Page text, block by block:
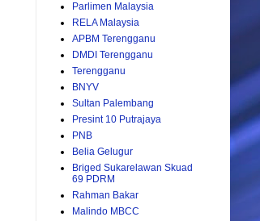
Parlimen Malaysia
RELA Malaysia
APBM Terengganu
DMDI Terengganu
Terengganu
BNYV
Sultan Palembang
Presint 10 Putrajaya
PNB
Belia Gelugur
Briged Sukarelawan Skuad
69 PDRM
Rahman Bakar
Malindo MBCC